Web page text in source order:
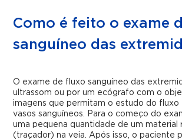
Como é feito o exame
sanguíneo das
O exame de fluxo sanguíneo das
ultrassom ou por um ecógrafo com o
imagens que permitam o estudo do fluxo
vasos sanguíneos. Para o começo do
uma pequena quantidade de um material
(traçador) na veia. Após isso, o paciente